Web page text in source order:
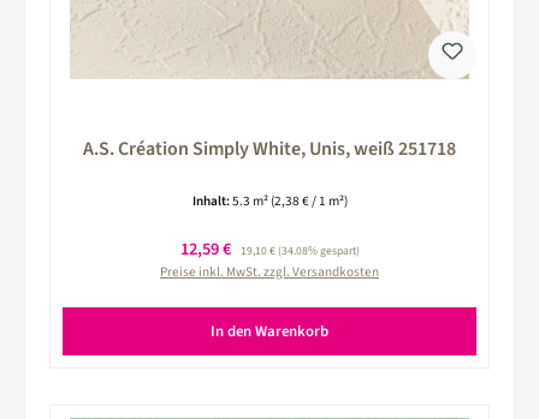
A.S. Création Simply White, Unis, weiß 251718
Inhalt:5.3 m² (2,38 € / 1 m²)
Verkaufspreis:
12,59 € Regulärer Preis:
19,10 €(34.08% gespart)
Preise inkl. MwSt. zzgl. Versandkosten
In den Warenkorb